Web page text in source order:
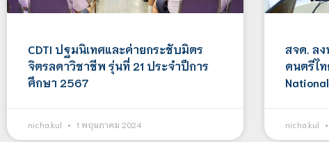
CDTI ปฐมนิเทศและค่ายกระชับมิตร
จิตรลดาวิชาชีพ รุ่นที่ 21 ประจำปีการ
ศึกษา 2567
nicha.kul 1 พฤษภาคม 2024
สจด. ล
ดนตรีไ
nicha.kul